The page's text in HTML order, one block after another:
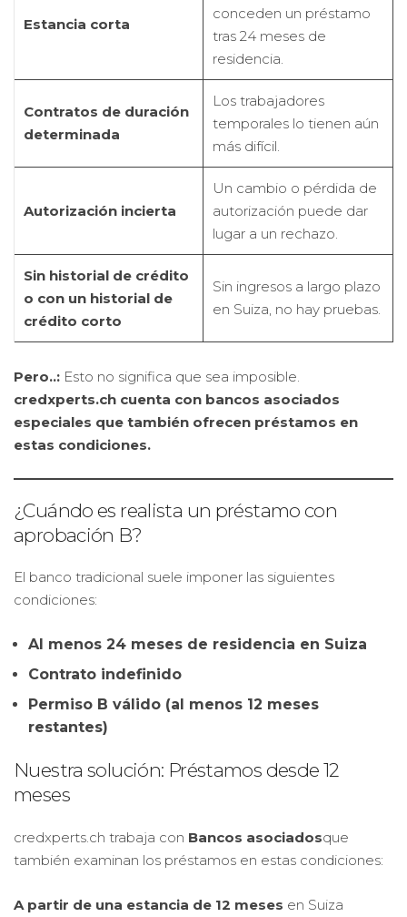
Estancia corta
conceden un préstamo
tras 24 meses de
residencia.
Contratos de duración
determinada
Los trabajadores
temporales lo tienen aún
más difícil.
Autorización incierta
Un cambio o pérdida de
autorización puede dar
lugar a un rechazo.
Sin historial de crédito
o con un historial de
crédito corto
Sin ingresos a largo plazo
en Suiza, no hay pruebas.
Pero..: Esto no significa que sea imposible.
credxperts.ch cuenta con bancos asociados
especiales que también ofrecen préstamos en
estas condiciones.
¿Cuándo es realista un préstamo con
aprobación B?
El banco tradicional suele imponer las siguientes
condiciones:
Al menos 24 meses de residencia en Suiza
Contrato indefinido
Permiso B válido (al menos 12 meses
restantes)
Nuestra solución: Préstamos desde 12
meses
credxperts.ch trabaja con Bancos asociadosque
también examinan los préstamos en estas condiciones:
A partir de una estancia de 12 meses en Suiza